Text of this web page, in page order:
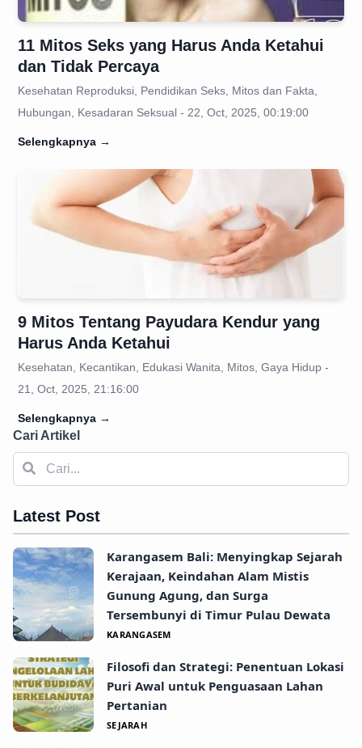
11 Mitos Seks yang Harus Anda Ketahui
dan Tidak Percaya
Kesehatan Reproduksi, Pendidikan Seks, Mitos dan Fakta,
Hubungan, Kesadaran Seksual - 22, Oct, 2025, 00:19:00
Selengkapnya →
9 Mitos Tentang Payudara Kendur yang
Harus Anda Ketahui
Kesehatan, Kecantikan, Edukasi Wanita, Mitos, Gaya Hidup -
21, Oct, 2025, 21:16:00
Selengkapnya →
Cari Artikel
Latest Post
Karangasem Bali: Menyingkap Sejarah
Kerajaan, Keindahan Alam Mistis
Gunung Agung, dan Surga
Tersembunyi di Timur Pulau Dewata
KARANGASEM
Filosofi dan Strategi: Penentuan Lokasi
Puri Awal untuk Penguasaan Lahan
Pertanian
SEJARAH